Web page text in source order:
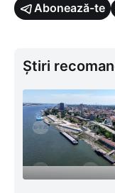
Abonează-te
Știri